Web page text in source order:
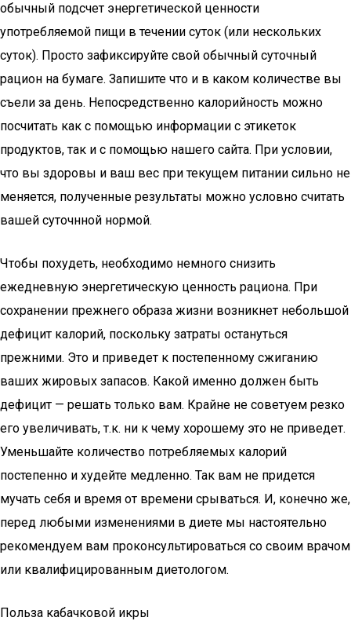
обычный подсчет энергетической ценности
употребляемой пищи в течении суток (или нескольких
суток). Просто зафиксируйте свой обычный суточный
рацион на бумаге. Запишите что и в каком количестве вы
съели за день. Непосредственно калорийность можно
посчитать как с помощью информации с этикеток
продуктов, так и с помощью нашего сайта. При условии,
что вы здоровы и ваш вес при текущем питании сильно не
меняется, полученные результаты можно условно считать
вашей суточнной нормой.
Чтобы похудеть, необходимо немного снизить
ежедневную энергетическую ценность рациона. При
сохранении прежнего образа жизни возникнет небольшой
дефицит калорий, поскольку затраты остануться
прежними. Это и приведет к постепенному сжиганию
ваших жировых запасов. Какой именно должен быть
дефицит — решать только вам. Крайне не советуем резко
его увеличивать, т.к. ни к чему хорошему это не приведет.
Уменьшайте количество потребляемых калорий
постепенно и худейте медленно. Так вам не придется
мучать себя и время от времени срываться. И, конечно же,
перед любыми изменениями в диете мы настоятельно
рекомендуем вам проконсультироваться со своим врачом
или квалифицированным диетологом.
Польза кабачковой икры